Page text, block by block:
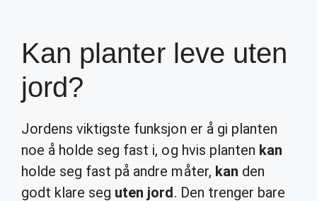
Kan planter leve uten
jord?
Jordens viktigste funksjon er å gi planten
noe å holde seg fast i, og hvis planten kan
holde seg fast på andre måter, kan den
godt klare seg uten jord. Den trenger bare